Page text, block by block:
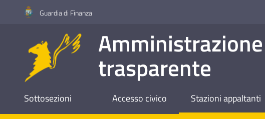
Vai al contenuto
Vai alla navigazione
Vai al footerGuardia di Finanza
Amministrazione
trasparente
Sottosezioni Accesso civico Stazioni appaltanti